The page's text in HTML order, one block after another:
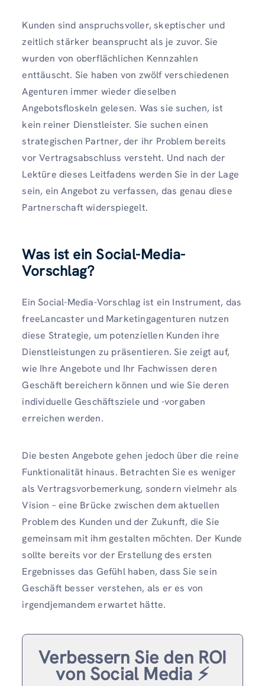
Kunden sind anspruchsvoller, skeptischer und
zeitlich stärker beansprucht als je zuvor. Sie
wurden von oberflächlichen Kennzahlen
enttäuscht. Sie haben von zwölf verschiedenen
Agenturen immer wieder dieselben
Angebotsfloskeln gelesen. Was sie suchen, ist
kein reiner Dienstleister. Sie suchen einen
strategischen Partner, der ihr Problem bereits
vor Vertragsabschluss versteht. Und nach der
Lektüre dieses Leitfadens werden Sie in der Lage
sein, ein Angebot zu verfassen, das genau diese
Partnerschaft widerspiegelt.
Was ist ein Social-Media-
Vorschlag?
Ein Social-Media-Vorschlag ist ein Instrument, das
freeLancaster und Marketingagenturen nutzen
diese Strategie, um potenziellen Kunden ihre
Dienstleistungen zu präsentieren. Sie zeigt auf,
wie Ihre Angebote und Ihr Fachwissen deren
Geschäft bereichern können und wie Sie deren
individuelle Geschäftsziele und -vorgaben
erreichen werden.
Die besten Angebote gehen jedoch über die reine
Funktionalität hinaus. Betrachten Sie es weniger
als Vertragsvorbemerkung, sondern vielmehr als
Vision – eine Brücke zwischen dem aktuellen
Problem des Kunden und der Zukunft, die Sie
gemeinsam mit ihm gestalten möchten. Der Kunde
sollte bereits vor der Erstellung des ersten
Ergebnisses das Gefühl haben, dass Sie sein
Geschäft besser verstehen, als er es von
irgendjemandem erwartet hätte.
Verbessern Sie den ROI
von Social Media ⚡️